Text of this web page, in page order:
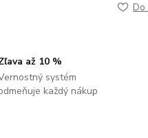
Do
až 10 %
systém
každý nákup